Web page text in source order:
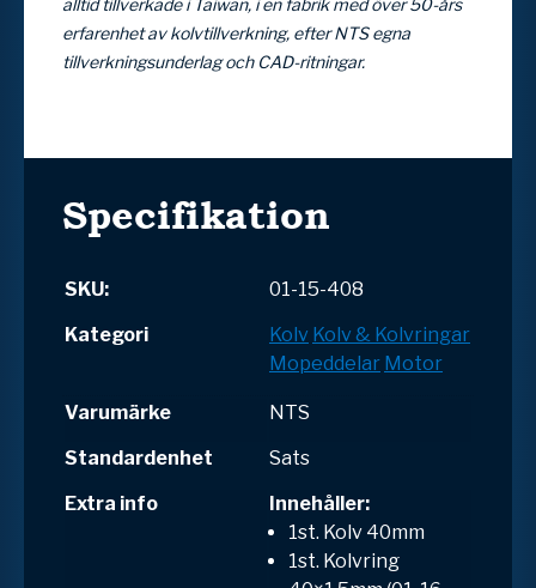
alltid tillverkade i Taiwan, i en fabrik med över 50-års
erfarenhet av kolvtillverkning, efter NTS egna
tillverkningsunderlag och CAD-ritningar.
Specifikation
SKU:
01-15-408
Kategori
Kolv Kolv & Kolvringar
Mopeddelar Motor
Varumärke
NTS
Standardenhet
Sats
Extra info
Innehåller:
1st. Kolv 40mm
1st. Kolvring